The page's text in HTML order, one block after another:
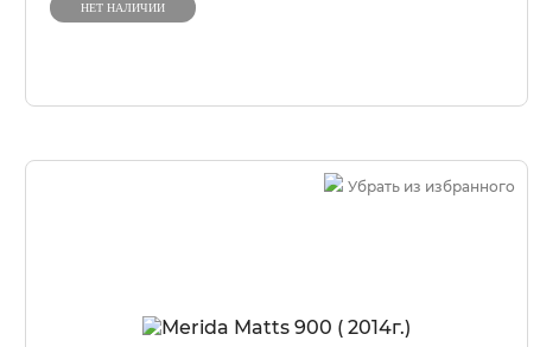
НЕТ НАЛИЧИИ
Убрать из избранного